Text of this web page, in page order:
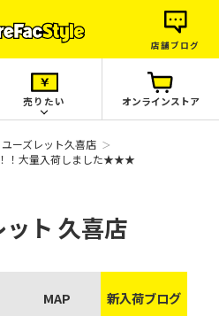
店舗ブログ
売りたい オンラインストア
ユーズレット久喜店
！！大量入荷しました★★★
ト 久喜店
MAP 新入荷ブログ